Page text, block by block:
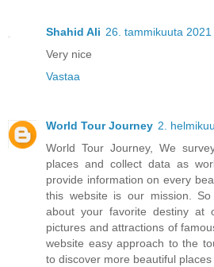
Shahid Ali 26. tammikuuta
Very nice
Vastaa
World Tour Journey 2.
World Tour Journey, We
places and collect data as
provide information on every
this website is our mission.
about your favorite destiny at
pictures and attractions of
website easy approach to the
to discover more beautiful places